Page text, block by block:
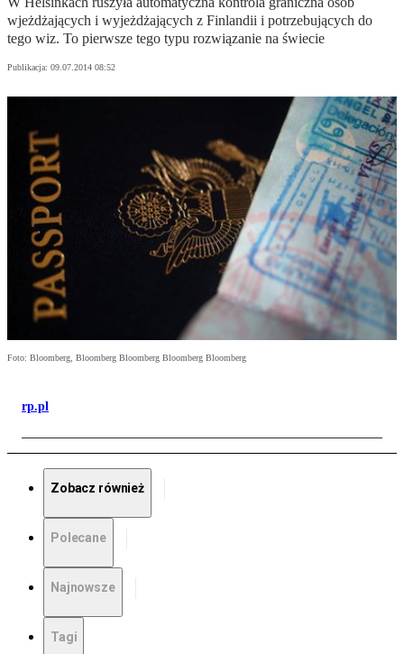
wjeżdżających i wyjeżdżających z Finlandii i potrzebujących do
tego wiz. To pierwsze tego typu rozwiązanie na świecie
Publikacja: 09.07.2014 08:52
Foto: Bloomberg, Bloomberg Bloomberg Bloomberg Bloomberg
rp.pl
Zobacz również
Polecane
Najnowsze
Tagi